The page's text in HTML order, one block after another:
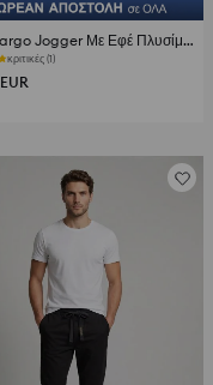
Τζιν Cargo Jogger Με Εφέ Πλυσίματος
κριτικές (1)
EUR